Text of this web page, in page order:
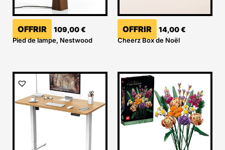
OFFRIR 109,00€
Pied de lampe, Nestwood
OFFRIR 14,00€
Cheerz Box de Noël